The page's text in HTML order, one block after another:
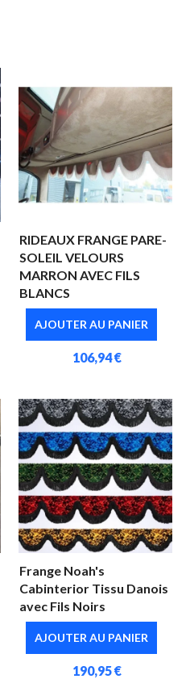
RIDEAUX FRANGE PARE-
SOLEIL VELOURS
MARRON AVEC FILS
BLANCS
AJOUTER AU PANIER
106,94 €
Frange Noah's
Cabinterior Tissu Danois
avec Fils Noirs
AJOUTER AU PANIER
190,95 €